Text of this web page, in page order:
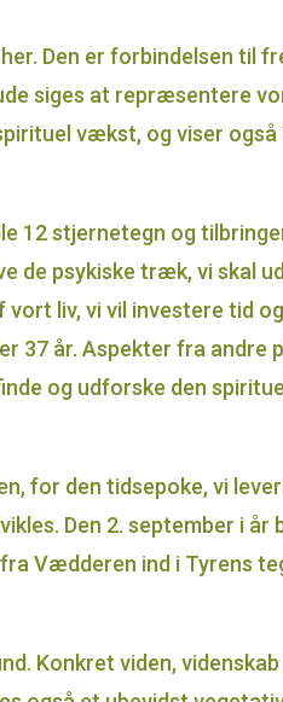
Den er forbindelsen til
siges at repræsentere
vækst, og viser
12 stjernetegn og
de psykiske træk, vi skal
liv, vi vil investere tid
37 år. Aspekter fra andre
og udforske den
for den tidsepoke, vi
Den 2. september i
Vædderen ind i Tyrens
Konkret viden,